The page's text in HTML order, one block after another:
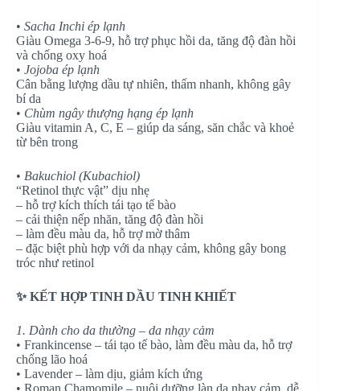
• Sacha Inchi ép lạnh
Giàu Omega 3-6-9, hỗ trợ phục hồi da, tăng độ đàn hồi
và chống oxy hoá
• Jojoba ép lạnh
Cân bằng lượng dầu tự nhiên, thấm nhanh, không gây
bí da
• Chùm ngây thượng hạng ép lạnh
Giàu vitamin A, C, E – giúp da sáng, săn chắc và khoẻ
từ bên trong
• Bakuchiol (Kubachiol)
“Retinol thực vật” dịu nhẹ
– hỗ trợ kích thích tái tạo tế bào
– cải thiện nếp nhăn, tăng độ đàn hồi
– làm đều màu da, hỗ trợ mờ thâm
– đặc biệt phù hợp với da nhạy cảm, không gây bong
tróc như retinol
✨ KẾT HỢP TINH DẦU TINH KHIẾT
1. Dành cho da thường – da nhạy cảm
• Frankincense – tái tạo tế bào, làm đều màu da, hỗ trợ
chống lão hoá
• Lavender – làm dịu, giảm kích ứng
• Roman Chamomile – nuôi dưỡng làn da nhạy cảm, dễ